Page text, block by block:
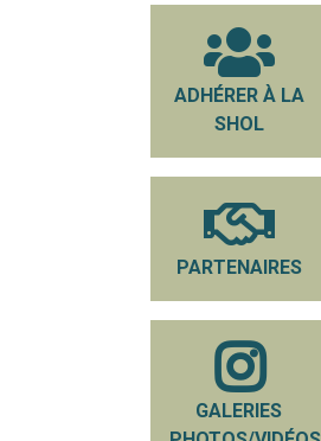
ADHÉRER À LA
SHOL
PARTENAIRES
GALERIES